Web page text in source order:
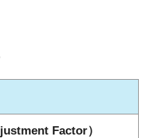
Factor）